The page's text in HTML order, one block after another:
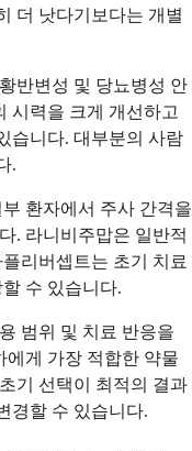
더 낫다기보다는 개별
반변성 및 당뇨병성 안
시력을 크게 개선하고
습니다. 대부분의 사람
.
환자에서 주사 간격을
. 라니비주맙은 일반적
리버셉트는 초기 치료
수 있습니다.
범위 및 치료 반응을
에게 가장 적합한 약물
기 선택이 최적의 결과
경할 수 있습니다.